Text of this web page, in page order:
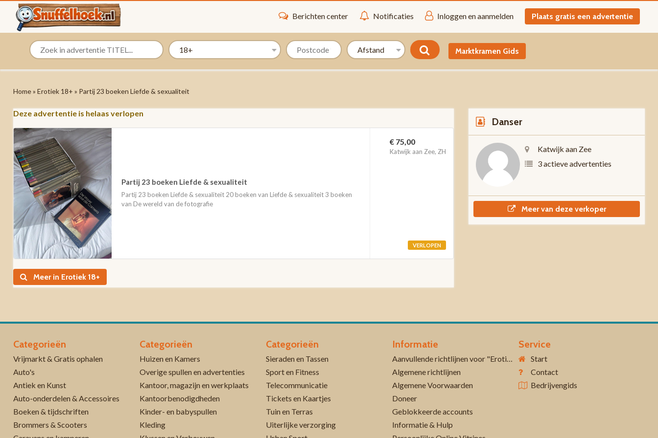
Berichten center Notificaties Inloggen en aanmelden Plaats gratis een advertentie
Marktkramen Gids
Home» Erotiek 18+ » Partij 23 boeken Liefde & sexualiteit
Deze advertentie is helaas verlopen
Partij 23 boeken Liefde & sexualiteit
Partij 23 boeken Liefde & sexualiteit 20 boeken van Liefde & sexualiteit 3 boeken
van De wereld van de fotografie
€ 75,00
Katwijk aan Zee, ZH
VERLOPEN
Meer in Erotiek 18+
Danser
Katwijk aan Zee
3 actieve advertenties
Meer van deze verkoper
Categorieën
Vrijmarkt & Gratis ophalen
Auto's
Antiek en Kunst
Auto-onderdelen & Accessoires
Boeken & tijdschriften
Brommers & Scooters
Categorieën
Huizen en Kamers
Overige spullen en advertenties
Kantoor, magazijn en werkplaats
Kantoorbenodigdheden
Kinder- en babyspullen
Kleding
Categorieën
Sieraden en Tassen
Sport en Fitness
Telecommunicatie
Tickets en Kaartjes
Tuin en Terras
Uiterlijke verzorging
Informatie
Algemene richtlijnen
Algemene Voorwaarden
Doneer
Geblokkeerde accounts
Informatie & Hulp
Service
Start
Contact
Bedrijvengids